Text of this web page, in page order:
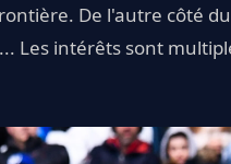
De l'autre côté
Les intérêts sont